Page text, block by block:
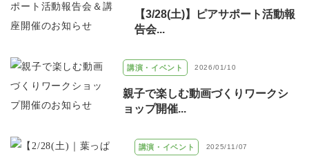
【3/28(土)】ピアサポート活動報
告会...
講演・イベント 2026/01/10
親子で楽しむ動画づくりワークシ
ョップ開催...
講演・イベント 2025/11/07